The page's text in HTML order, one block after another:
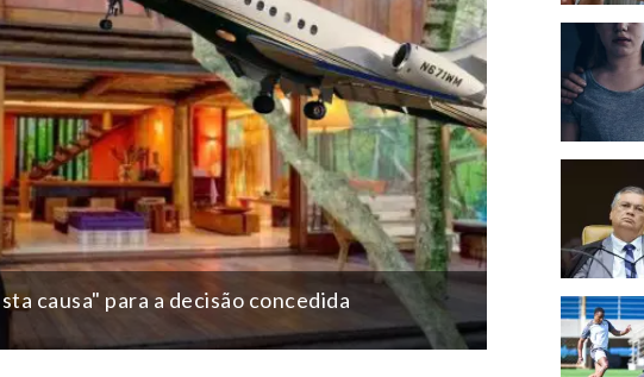
causa" para a decisão concedida